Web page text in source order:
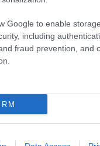
Google to enable storage
including
fraud prevention, and
αποχωρήσεις και
με αγώνες SL1
κ. Γρηγόρη Δ.